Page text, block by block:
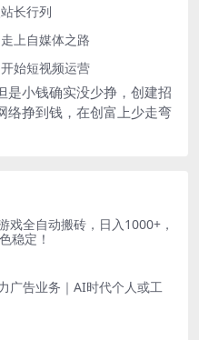
长行列
上自媒体之路
始短视频运营
是小钱确实没少挣，创建招
络挣到钱，在创富上少走弯
戏全自动搬砖，日入1000+，
稳定！
广告业务｜AI时代个人或工